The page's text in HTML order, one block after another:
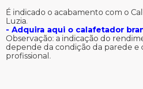
É indicado o acabamento com o
Luzia.
- Adquira aqui o calafetador
Observação: a indicação do
depende da condição da parede e
profissional.